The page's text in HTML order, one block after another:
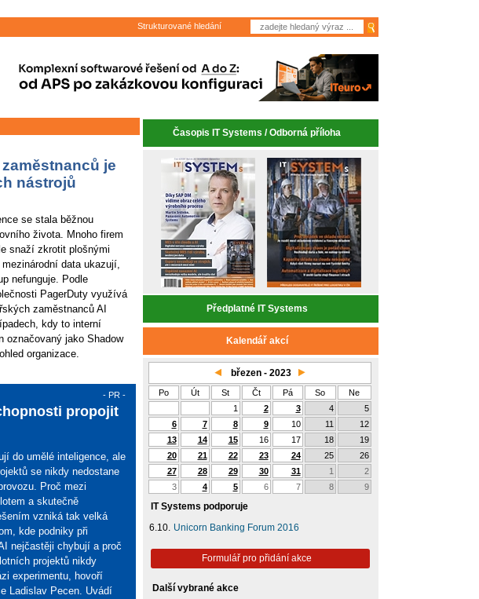
Strukturované hledání
je
nástrojů
se stala běžnou
života. Mnoho firem
snaží zkrotit plošnými
data ukazují,
nefunguje. Podle
PagerDuty využívá
zaměstnanců AI
kdy to interní
označovaný jako Shadow
organizace.
- PR -
propojit
do umělé inteligence, ale
se nikdy nedostane
Proč mezi
a skutečně
vzniká tak velká
kde podniky při
nejčastěji chybují a proč
projektů nikdy
experimentu, hovoří
Ladislav Pecen. Uvádí
Časopis IT Systems / Odborná příloha
Předplatné IT Systems
Kalendář akcí
březen - 2023
Po Út St Čt Pá So
Ne
1
2 3 4
5
6
7 8 9 10 11
12
13
14 15 16 17 18
19
20
21 22 23 24 25
26
27
28 29 30 31 1
2
3
4 5 6 7 8 9
IT Systems podporuje
6.10. Unicorn Banking Forum 2016
Formulář pro přidání akce
Další vybrané akce